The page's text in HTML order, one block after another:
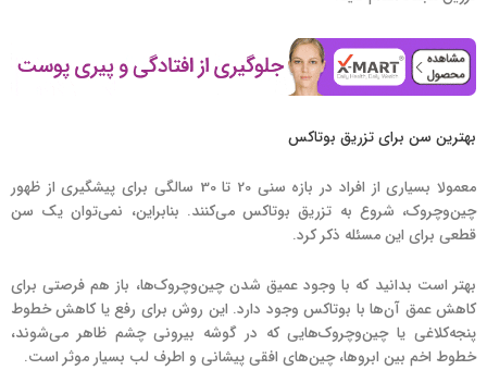
بهترین سن برای تزریق بوتاکس
معمولا بسیاری از افراد در بازه سنی 20 تا 30 سالگی برای پیشگیری از ظهور
چین‌و‌چروک، شروع به تزریق بوتاکس می‌کنند. بنابراین، نمی‌توان یک سن
قطعی برای این مسئله ذکر کرد.
بهتر است بدانید که با وجود عمیق شدن چین‌و‌چروک‌ها، باز هم فرصتی برای
کاهش عمق آن‌ها با بوتاکس وجود دارد. این روش برای رفع یا کاهش خطوط
پنجه‌کلاغی یا چین‌و‌چرو‌ک‌هایی که در گوشه بیرونی چشم ظاهر می‌شوند،
خطوط اخم بین ابروها، چین‌های افقی پیشانی و اطرف لب بسیار موثر است.